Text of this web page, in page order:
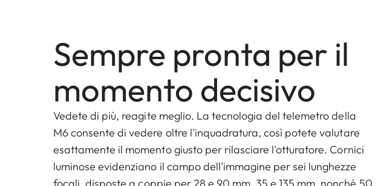
Sempre pronta per il
momento decisivo
Vedete di più, reagite meglio. La tecnologia del telemetro della
M6 consente di vedere oltre l'inquadratura, così potete valutare
esattamente il momento giusto per rilasciare l'otturatore. Cornici
luminose evidenziano il campo dell'immagine per sei lunghezze